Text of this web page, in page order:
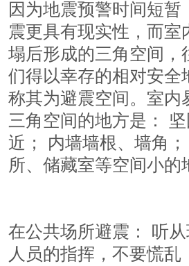
因为地震预警时间短暂
震更具有现实性，而室
塌后形成的三角空间，
们得以幸存的相对安全
称其为避震空间。室内
三角空间的地方是：
近； 内墙墙根、墙角
所、储藏室等空间小的
在公共场所避震： 听
人员的指挥，不要慌乱